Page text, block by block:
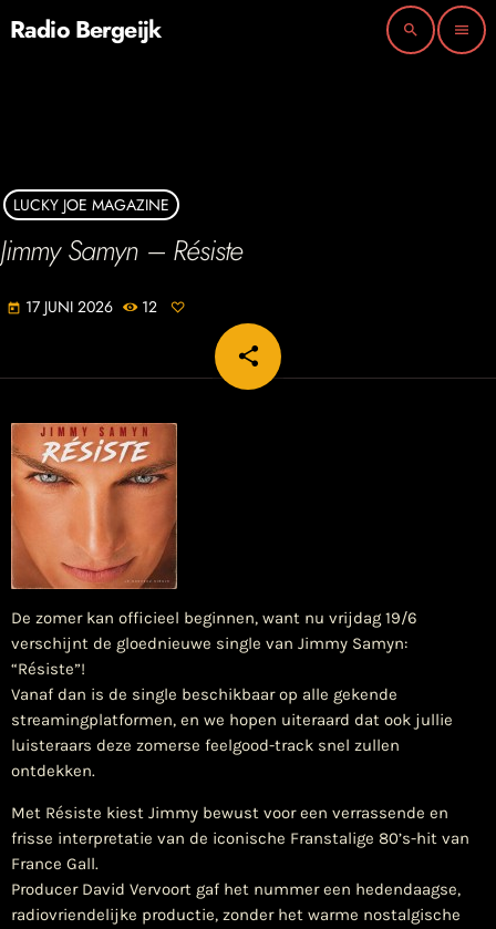
Radio Bergeijk search menu
LUCKY JOE MAGAZINE
Jimmy Samyn – Résiste
today 17 JUNI 2026 12
share
email
De zomer kan officieel beginnen, want nu vrijdag 19/6
verschijnt de gloednieuwe single van Jimmy Samyn:
“Résiste”!
Vanaf dan is de single beschikbaar op alle gekende
streamingplatformen, en we hopen uiteraard dat ook jullie
luisteraars deze zomerse feelgood-track snel zullen
ontdekken.
Met Résiste kiest Jimmy bewust voor een verrassende en
frisse interpretatie van de iconische Franstalige 80’s-hit van
France Gall.
Producer David Vervoort gaf het nummer een hedendaagse,
radiovriendelijke productie, zonder het warme nostalgische